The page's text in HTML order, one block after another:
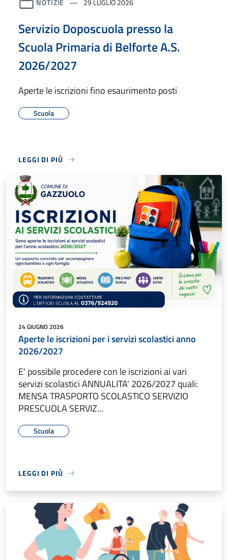
Servizio Doposcuola presso la
Scuola Primaria di Belforte A.S.
2026/2027
Aperte le iscrizioni fino esaurimento posti
Scuola
LEGGI DI PIÙ
24 GIUGNO 2026
Aperte le iscrizioni per i servizi scolastici anno
2026/2027
E' possibile procedere con le iscrizioni ai vari
servizi scolastici ANNUALITA' 2026/2027 quali:
MENSA TRASPORTO SCOLASTICO SERVIZIO
PRESCUOLA SERVIZ...
Scuola
LEGGI DI PIÙ